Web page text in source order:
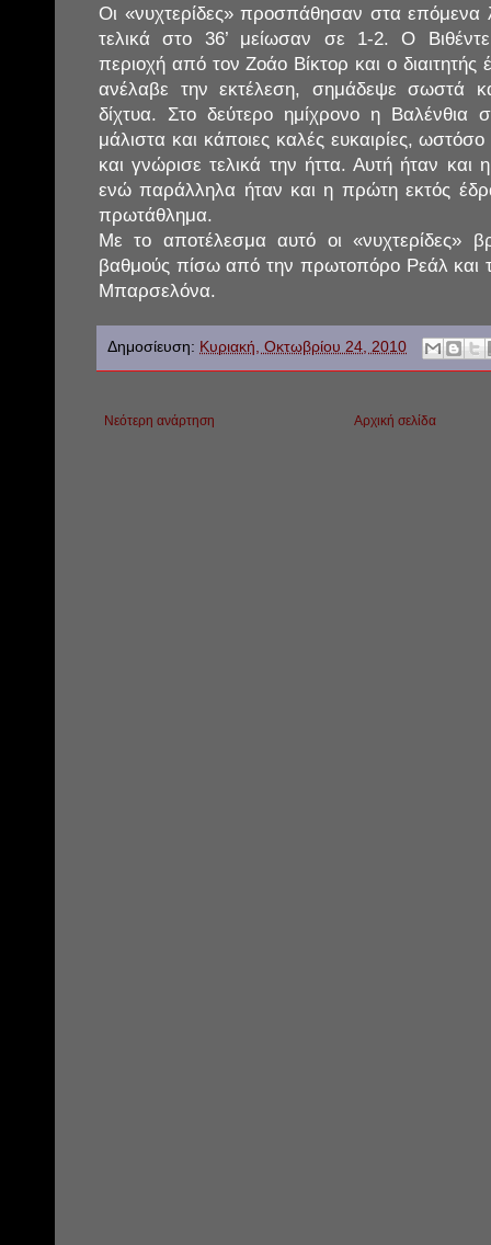
Οι «νυχτερίδες» προσπάθησαν στα επόμενα
τελικά στο 36’ μείωσαν σε 1-2. Ο
περιοχή από τον Ζοάο Βίκτορ και ο
ανέλαβε την εκτέλεση, σημάδεψε σωστά
δίχτυα. Στο δεύτερο ημίχρονο η Βαλένθια
μάλιστα και κάποιες καλές ευκαιρίες,
και γνώρισε τελικά την ήττα. Αυτή ήταν και
ενώ παράλληλα ήταν και η πρώτη εκτός
πρωτάθλημα.
Με το αποτέλεσμα αυτό οι «νυχτερίδες»
βαθμούς πίσω από την πρωτοπόρο Ρεάλ και
Μπαρσελόνα.
Δημοσίευση: Κυριακή, Οκτωβρίου 24, 2010
Νεότερη ανάρτηση Αρχική σελίδα